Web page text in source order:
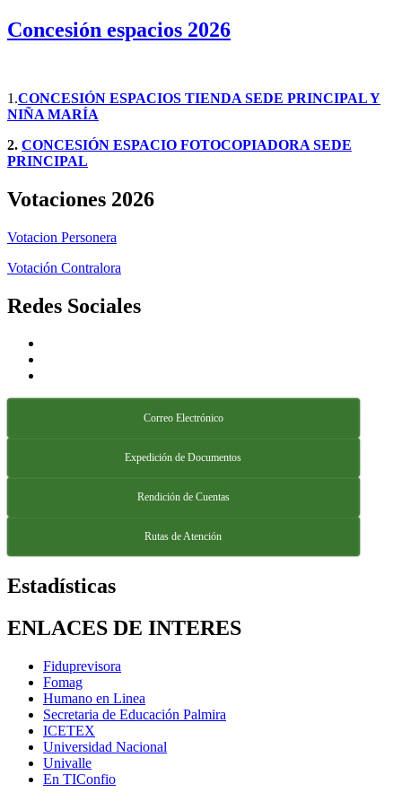
Concesión espacios 2026
1.CONCESIÓN ESPACIOS TIENDA SEDE PRINCIPAL Y
NIÑA MARÍA
2. CONCESIÓN ESPACIO FOTOCOPIADORA SEDE
PRINCIPAL
Votaciones 2026
Votacion Personera
Votación Contralora
Redes Sociales
Correo Electrónico
Expedición de Documentos
Rendición de Cuentas
Rutas de Atención
Estadísticas
ENLACES DE INTERES
Fiduprevisora
Fomag
Humano en Linea
Secretaria de Educación Palmira
ICETEX
Universidad Nacional
Univalle
En TIConfio